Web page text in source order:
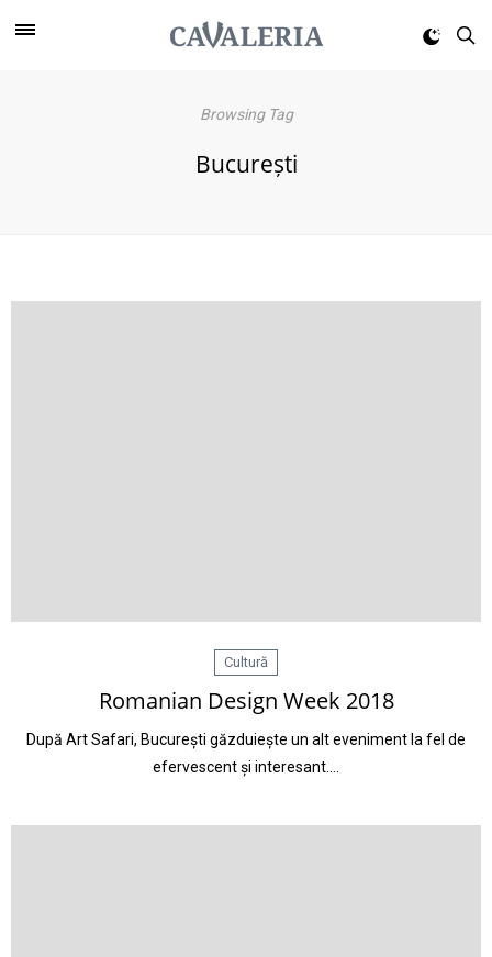
Browsing Tag
București
Cultură
Romanian Design Week 2018
După Art Safari, București găzduiește un alt eveniment la fel de
efervescent și interesant.…